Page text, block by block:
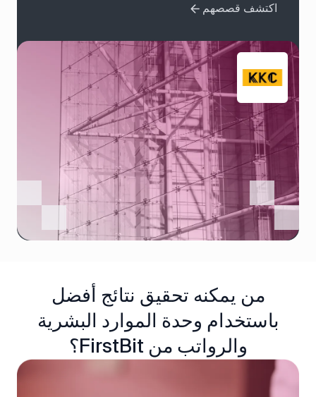
اكتشف قصصهم
من يمكنه تحقيق نتائج أفضل
باستخدام وحدة الموارد البشرية
والرواتب من FirstBit؟